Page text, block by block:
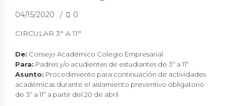
04/15/2020 0
CIRCULAR 3° A 11°
De: Consejo Académico Colegio Empresarial
Para: Padres y/o acudientes de estudiantes de 3º a 11º
Asunto: Procedimiento para continuación de actividades
académicas durante el aislamiento preventivo obligatorio
de 3º a 11º a partir del 20 de abril